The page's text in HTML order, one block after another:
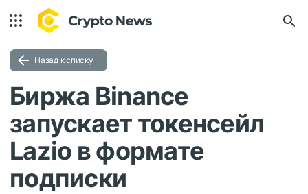
Назад к списку
Биржа Binance
запускает токенсейл
Lazio в формате
подписки